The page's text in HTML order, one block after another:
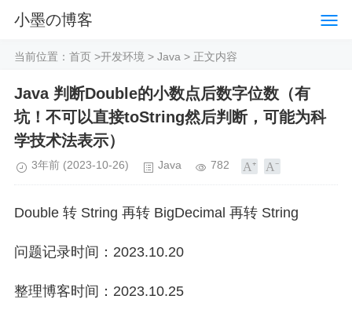
小墨の博客
当前位置： 首页 >开发环境 > Java > 正文内容
Java 判断Double的小数点后数字位数（有
坑！不可以直接toString然后判断，可能为科
学技术法表示）
3年前 (2023-10-26) Java 782
Double 转 String 再转 BigDecimal 再转 String
问题记录时间：2023.10.20
整理博客时间：2023.10.25